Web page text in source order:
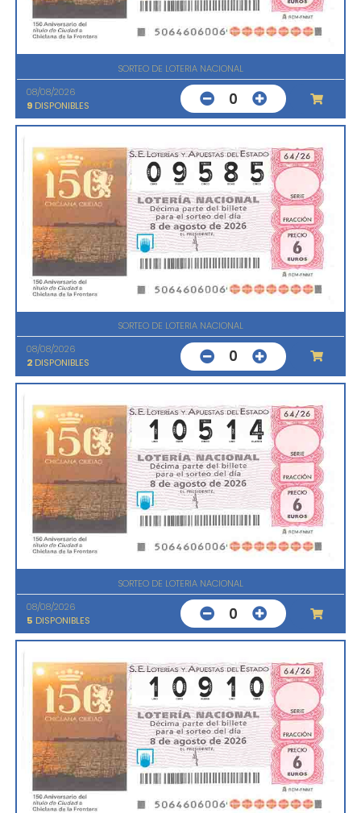
SORTEO DE LOTERIA NACIONAL
08/08/2026
9 DISPONIBLES 0
SORTEO DE LOTERIA NACIONAL
08/08/2026
2 DISPONIBLES 0
SORTEO DE LOTERIA NACIONAL
08/08/2026
5 DISPONIBLES 0